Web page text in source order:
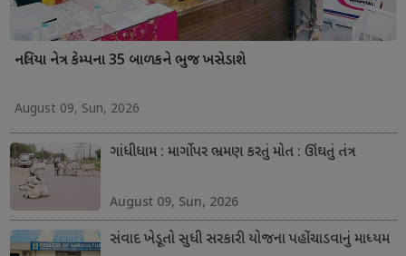
નલિયા નેત્ર કેમ્પના 35 બાળકને ભુજ ખસેડાશે
August 09, Sun, 2026
ગાંધીધામ : માર્ગો પર ભ્રમણ કરતું મોત : ઊંઘતું તંત્ર
August 09, Sun, 2026
સંવાદ ખેડૂતો સુધી સરકારી યોજના પહોંચાડવાનું માધ્યમ